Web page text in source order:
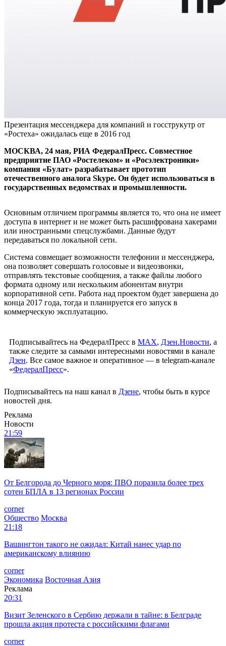
Презентация мессенджера для компаний и госструкутр от
«Ростеха» ожидалась еще в 2016 год
МОСКВА, 24 мая, РИА ФедералПресс. Совместное
предприятие ПАО «Ростелеком» и «Росэлектроники»
компания «Булат» разрабатывает прототип
отечественного аналога Skype. Он будет использоваться в
государственных ведомствах и промышленности.
Основным отличием программы является то, что она не имеет
доступа в интернет и не может быть расшифрована хакерами
или иностранными спецслужбами. Данные будут
передаваться по локальной сети.
Система совмещает возможности телефонии и мессенджера,
она позволяет совершать голосовые и видеозвонки,
отправлять текстовые сообщения, а также файлы любого
формата одному или нескольким абонентам внутри
корпоративной сети. Работа над проектом будет завершена до
конца 2017 года, тогда и планируется его запуск в
коммерческую эксплуатацию.
Подписывайтесь на ФедералПресс в МАХ, Дзен.Новости, а
также следите за самыми интересными новостями в канале
Дзен. Все самое важное и оперативное — в telegram-канале
«ФедералПресс».
Подписывайтесь на наш канал в Дзене, чтобы быть в курсе
новостей дня.
Реклама
Новости
21:59
От Белгорода до Черного моря: ПВО поразила более трех
сотен БПЛА в 13 регионах России
corner
Общество Москва
21:18
Вашингтон такого не ожидал: Китай нанес удар по
американскому влиянию
corner
Экономика Восточная Азия
Реклама
20:31
Визит Зеленского в Сербию держали в тайне: в Белграде
прошла акция протеста с российскими флагами
corner